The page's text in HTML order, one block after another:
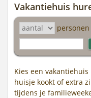
Vakantiehuis
personen
Kies een vakantiehuis
huisje kookt of extra
tijdens je